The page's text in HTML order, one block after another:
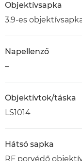
Objektívsapka
3.9-es
Napellenző
–
Objektívtok/táska
LS1014
Hátsó sapka
RF porvédő